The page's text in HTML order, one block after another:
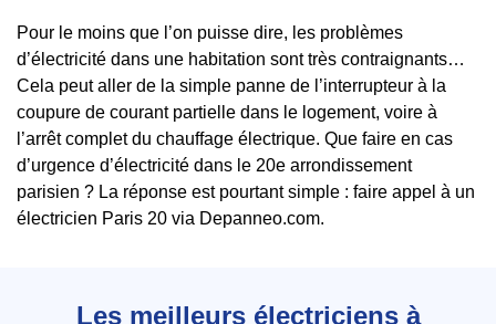
Pour le moins que l’on puisse dire, les problèmes
d’électricité dans une habitation sont très contraignants…
Cela peut aller de la simple panne de l’interrupteur à la
coupure de courant partielle dans le logement, voire à
l’arrêt complet du chauffage électrique. Que faire en cas
d’urgence d’électricité dans le 20e arrondissement
parisien ? La réponse est pourtant simple : faire appel à un
électricien Paris 20 via Depanneo.com.
Les meilleurs électriciens à